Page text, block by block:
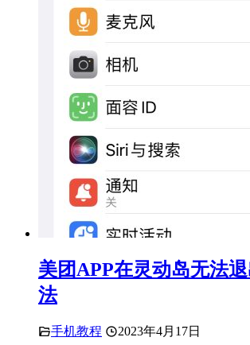
美团APP在灵动岛无法
法
手机教程 2023年4月17日